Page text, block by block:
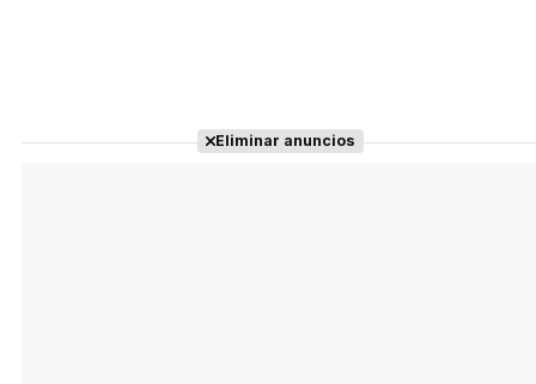
Eliminar anuncios